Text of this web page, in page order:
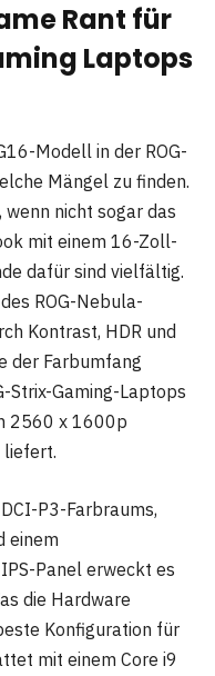
Rant für
Laptops
Modell in der ROG-
Mängel zu finden.
nicht sogar das
mit einem 16-Zoll-
dafür sind vielfältig.
ROG-Nebula-
Kontrast, HDR und
der Farbumfang
Strix-Gaming-Laptops
2560 x 1600p
liefert.
P3-Farbraums,
einem
Panel erweckt es
die Hardware
Konfiguration für
mit einem Core i9